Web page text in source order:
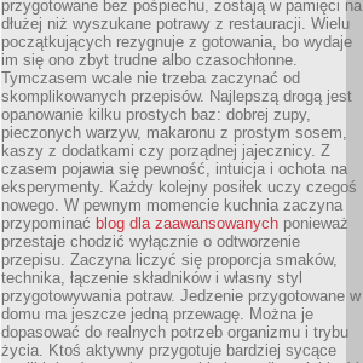
przygotowane bez pośpiechu, zostają w pamięci na
dłużej niż wyszukane potrawy z restauracji. Wielu
początkujących rezygnuje z gotowania, bo wydaje
im się ono zbyt trudne albo czasochłonne.
Tymczasem wcale nie trzeba zaczynać od
skomplikowanych przepisów. Najlepszą drogą jest
opanowanie kilku prostych baz: dobrej zupy,
pieczonych warzyw, makaronu z prostym sosem,
kaszy z dodatkami czy porządnej jajecznicy. Z
czasem pojawia się pewność, intuicja i ochota na
eksperymenty. Każdy kolejny posiłek uczy czegoś
nowego. W pewnym momencie kuchnia zaczyna
przypominać blog dla zaawansowanych ponieważ
przestaje chodzić wyłącznie o odtworzenie
przepisu. Zaczyna liczyć się proporcja smaków,
technika, łączenie składników i własny styl
przygotowywania potraw. Jedzenie przygotowane w
domu ma jeszcze jedną przewagę. Można je
dopasować do realnych potrzeb organizmu i trybu
życia. Ktoś aktywny przygotuje bardziej sycące